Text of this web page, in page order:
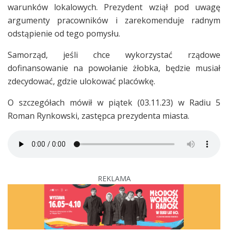
warunków lokalowych. Prezydent wziął pod uwagę
argumenty pracowników i zarekomenduje radnym
odstąpienie od tego pomysłu.
Samorząd, jeśli chce wykorzystać rządowe
dofinansowanie na powołanie żłobka, będzie musiał
zdecydować, gdzie ulokować placówkę.
O szczegółach mówił w piątek (03.11.23) w Radiu 5
Roman Rynkowski, zastępca prezydenta miasta.
REKLAMA